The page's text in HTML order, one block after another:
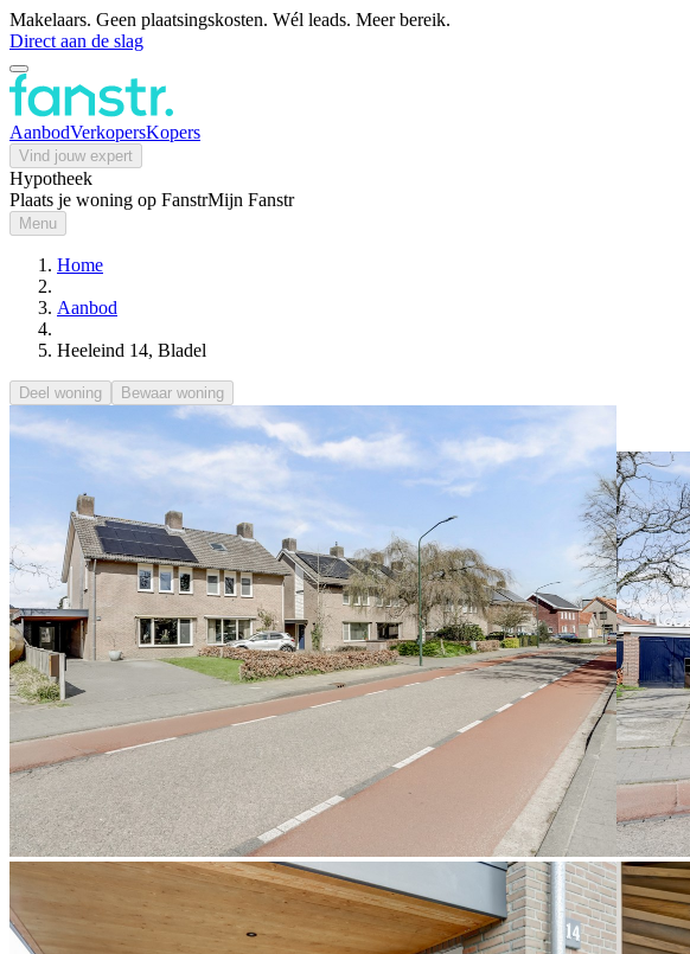
Makelaars. Geen plaatsingskosten. Wél leads. Meer bereik.
Direct aan de slag
AanbodVerkopersKopers
Vind jouw expert
Hypotheek
Plaats je woning op FanstrMijn Fanstr
Menu
Home
Aanbod
Heeleind 14, Bladel
Deel woning Bewaar woning